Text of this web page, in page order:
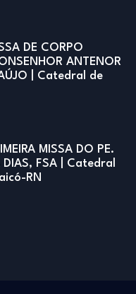
DE CORPO
ANTENOR
| Catedral de
MISSA DO PE.
DIAS, FSA | Catedral
RN